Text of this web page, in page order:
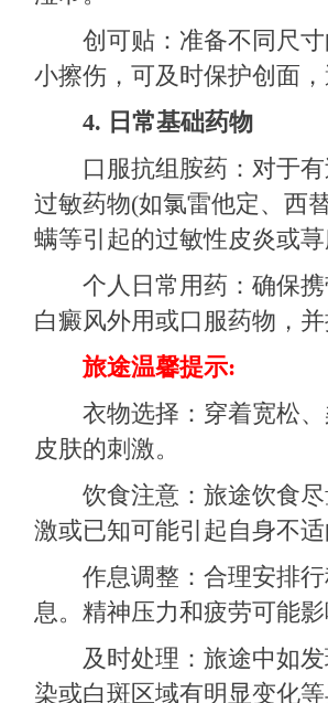
创可贴：准备不同尺寸
小擦伤，可及时保护创面，
4. 日常基础药物
口服抗组胺药：对于有
过敏药物(如氯雷他定、西
螨等引起的过敏性皮炎或荨
个人日常用药：确保携
白癜风外用或口服药物，并
旅途温馨提示:
衣物选择：穿着宽松、
皮肤的刺激。
饮食注意：旅途饮食尽
激或已知可能引起自身不
作息调整：合理安排行
息。精神压力和疲劳可能影
及时处理：旅途中如发
染或白斑区域有明显变化